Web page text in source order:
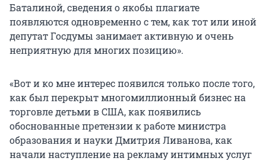
Баталиной, сведения о якобы плагиате
появляются одновременно с тем, как тот или иной
депутат Госдумы занимает активную и очень
неприятную для многих позицию».
«Вот и ко мне интерес появился только после того,
как был перекрыт многомиллионный бизнес на
торговле детьми в США, как появились
обоснованные претензии к работе министра
образования и науки Дмитрия Ливанова, как
начали наступление на рекламу интимных услуг